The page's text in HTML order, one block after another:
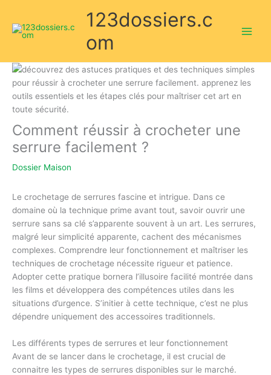
contenu
123dossiers.c
om
Comment réussir à crocheter une
serrure facilement ?
Dossier Maison
Le crochetage de serrures fascine et intrigue. Dans ce
domaine où la technique prime avant tout, savoir ouvrir une
serrure sans sa clé s’apparente souvent à un art. Les serrures,
malgré leur simplicité apparente, cachent des mécanismes
complexes. Comprendre leur fonctionnement et maîtriser les
techniques de crochetage nécessite rigueur et patience.
Adopter cette pratique bornera l’illusoire facilité montrée dans
les films et développera des compétences utiles dans les
situations d’urgence. S’initier à cette technique, c’est ne plus
dépendre uniquement des accessoires traditionnels.
Les différents types de serrures et leur fonctionnement
Avant de se lancer dans le crochetage, il est crucial de
connaitre les types de serrures disponibles sur le marché.